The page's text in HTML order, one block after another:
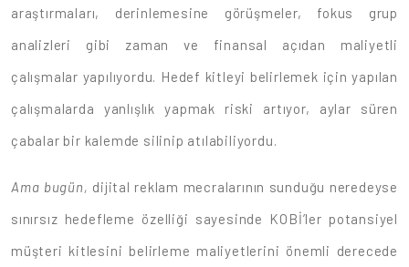
araştırmaları, derinlemesine görüşmeler, fokus grup
analizleri gibi zaman ve finansal açıdan maliyetli
çalışmalar yapılıyordu. Hedef kitleyi belirlemek için yapılan
çalışmalarda yanlışlık yapmak riski artıyor, aylar süren
çabalar bir kalemde silinip atılabiliyordu.
Ama bugün, dijital reklam mecralarının sunduğu neredeyse
sınırsız hedefleme özelliği sayesinde KOBİ’ler potansiyel
müşteri kitlesini belirleme maliyetlerini önemli derecede